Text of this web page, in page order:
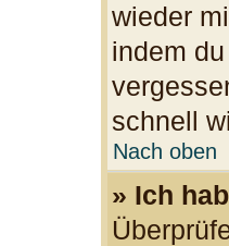
wieder
indem
schnell
Nach oben
» Ich